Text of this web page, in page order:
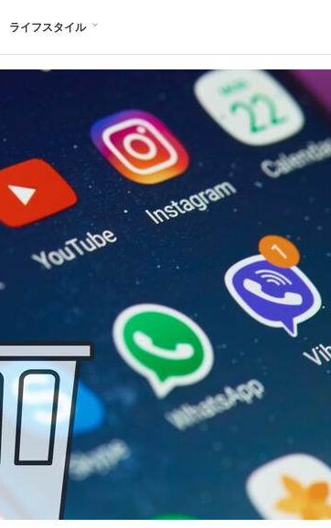
ライフスタイル